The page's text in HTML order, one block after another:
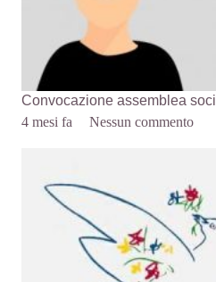
Convocazione assemblea soci
4 mesi fa
Nessun commento